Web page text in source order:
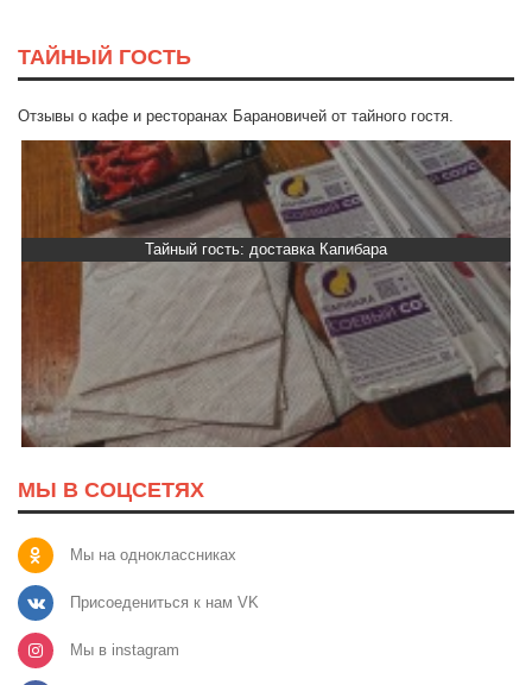
ТАЙНЫЙ ГОСТЬ
Отзывы о кафе и ресторанах Барановичей от тайного гостя.
Тайный гость: доставка Капибара
МЫ В СОЦСЕТЯХ
Мы на одноклассниках
Присоедениться к нам VK
Мы в instagram